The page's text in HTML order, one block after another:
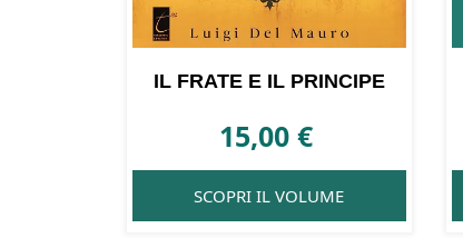
IL FRATE E IL PRINCIPE
15,00€
SCOPRI IL VOLUME